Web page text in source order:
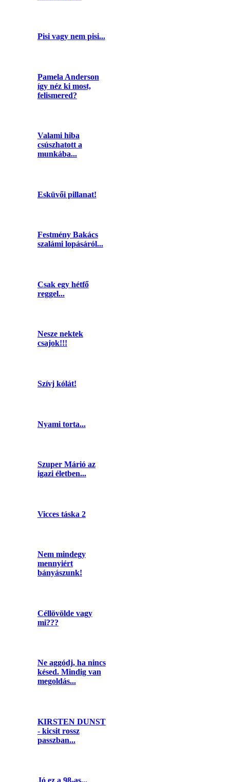
Pisi vagy nem pisi...
Pamela Anderson
így néz ki most,
felismered?
Valami hiba
csúszhatott a
munkába...
Esküvői pillanat!
Festmény Bakács
szalámi lopásáról...
Csak egy hétfő
reggel...
Nesze nektek
csajok!!!
Szívj kólát!
Nyami torta...
Szuper Márió az
igazi életben...
Vicces táska 2
Nem mindegy
mennyiért
bányászunk!
Céllövölde vagy
mi???
Ne aggódj, ha nincs
késed. Mindig van
megoldás...
KIRSTEN DUNST
- kicsit rossz
passzban...